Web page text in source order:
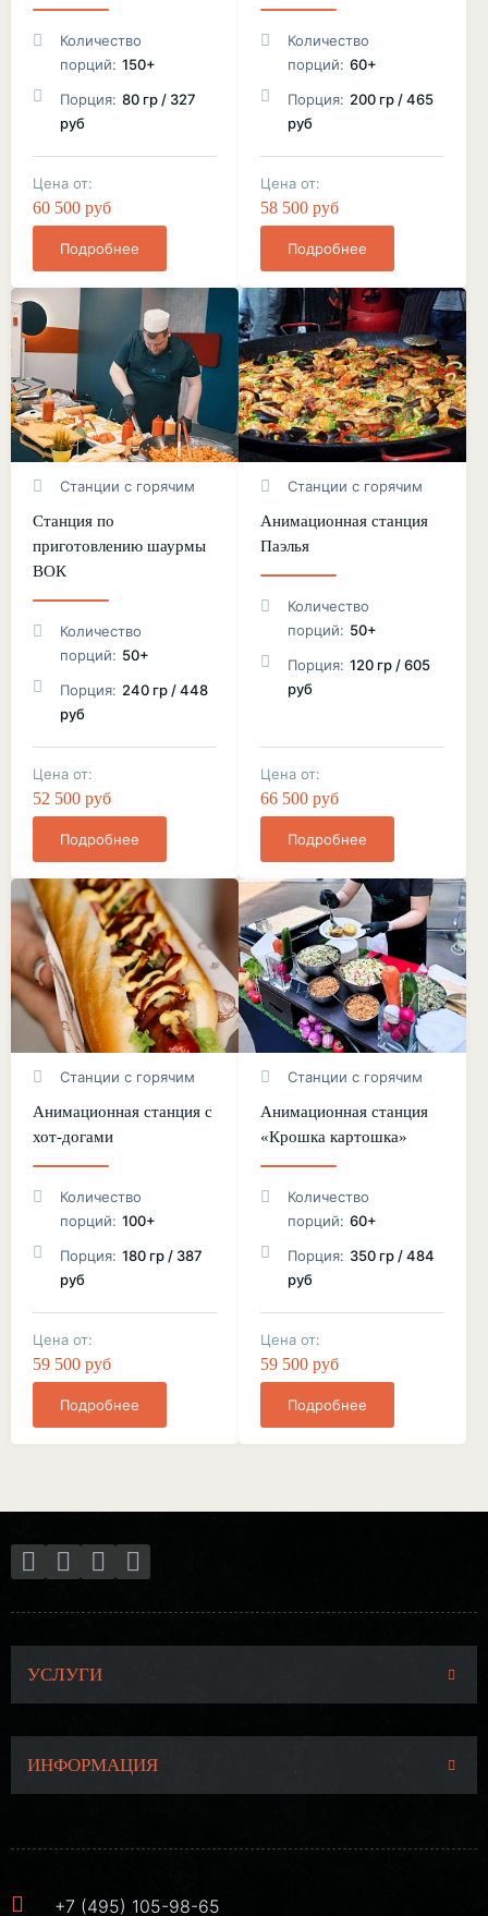
Количество
порций: 150+
Порция: 80 гр / 327
руб
Цена от:
60 500 руб
Подробнее
Количество
порций: 60+
Порция: 200 гр / 465
руб
Цена от:
58 500 руб
Подробнее
Станции с горячим
Станция по
приготовлению шаурмы
ВОК
Количество
порций: 50+
Порция: 240 гр / 448
руб
Цена от:
52 500 руб
Подробнее
Станции с горячим
Анимационная станция
Паэлья
Количество
порций: 50+
Порция: 120 гр / 605
руб
Цена от:
66 500 руб
Подробнее
Станции с горячим
Анимационная станция с
хот-догами
Количество
порций: 100+
Порция: 180 гр / 387
руб
Цена от:
59 500 руб
Подробнее
Станции с горячим
Анимационная станция
«Крошка картошка»
Количество
порций: 60+
Порция: 350 гр / 484
руб
Цена от:
59 500 руб
Подробнее
УСЛУГИ
ИНФОРМАЦИЯ
+7 (495) 105-98-65